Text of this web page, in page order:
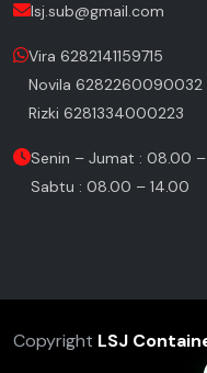
lsj.sub@gmail.com
Vira 6282141159715
Novila 6282260090032
Rizki 6281334000223
Senin – Jumat : 08.00 –
Sabtu : 08.00 – 14.00
Copyright LSJ